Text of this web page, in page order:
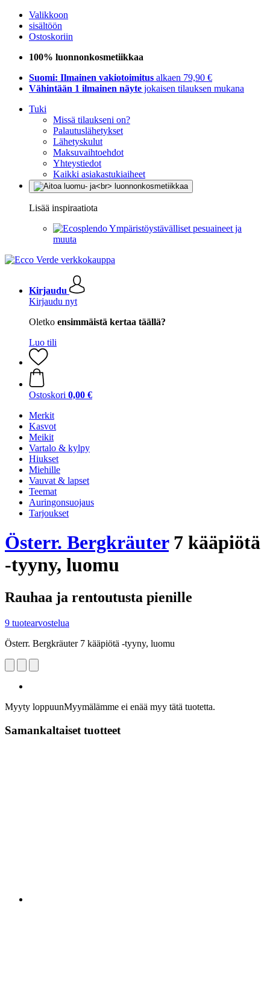
Valikkoon
sisältöön
Ostoskoriin
100% luonnonkosmetiikkaa
Suomi: Ilmainen vakiotoimitus alkaen 79,90 €
Vähintään 1 ilmainen näyte jokaisen tilauksen mukana
Tuki
Missä tilaukseni on?
Palautuslähetykset
Lähetyskulut
Maksuvaihtoehdot
Yhteystiedot
Kaikki asiakastukiaiheet
Lisää inspiraatiota
Ympäristöystävälliset pesuaineet ja
muuta
Kirjaudu
Kirjaudu nyt
Oletko ensimmäistä kertaa täällä?
Luo tili
Ostoskori 0,00 €
Merkit
Kasvot
Meikit
Vartalo & kylpy
Hiukset
Miehille
Vauvat & lapset
Teemat
Auringonsuojaus
Tarjoukset
Österr. Bergkräuter7 kääpiötä
-tyyny, luomu
Rauhaa ja rentoutusta pienille
9 tuotearvostelua
Österr. Bergkräuter 7 kääpiötä -tyyny, luomu
Myyty loppuunMyymälämme ei enää myy tätä tuotetta.
Samankaltaiset tuotteet